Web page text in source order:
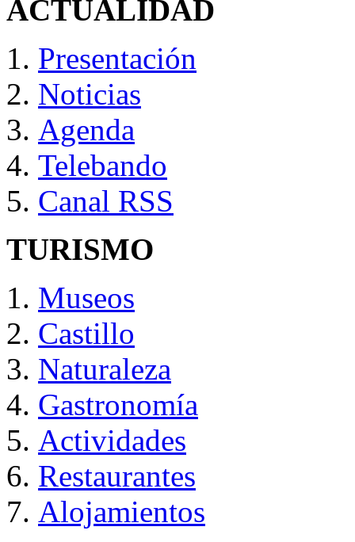
ACTUALIDAD
Presentación
Noticias
Agenda
Telebando
Canal RSS
TURISMO
Museos
Castillo
Naturaleza
Gastronomía
Actividades
Restaurantes
Alojamientos